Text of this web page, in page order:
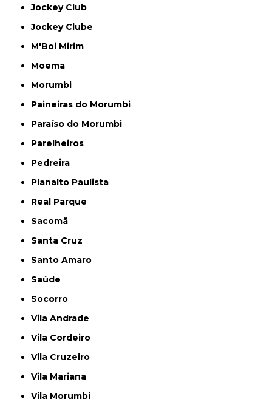
Jockey Club
Jockey Clube
M'Boi Mirim
Moema
Morumbi
Paineiras do Morumbi
Paraíso do Morumbi
Parelheiros
Pedreira
Planalto Paulista
Real Parque
Sacomã
Santa Cruz
Santo Amaro
Saúde
Socorro
Vila Andrade
Vila Cordeiro
Vila Cruzeiro
Vila Mariana
Vila Morumbi